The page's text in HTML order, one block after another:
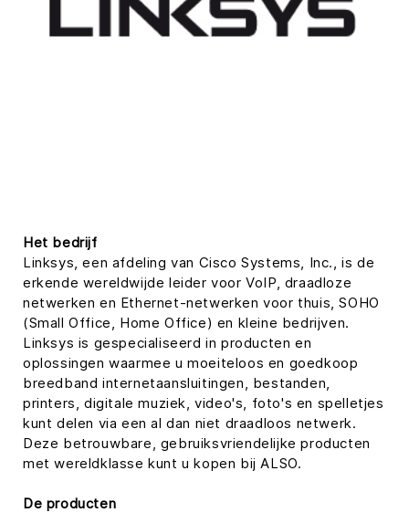
Het bedrijf
Linksys, een afdeling van Cisco Systems, Inc., is de
erkende wereldwijde leider voor VoIP, draadloze
netwerken en Ethernet-netwerken voor thuis, SOHO
(Small Office, Home Office) en kleine bedrijven.
Linksys is gespecialiseerd in producten en
oplossingen waarmee u moeiteloos en goedkoop
breedband internetaansluitingen, bestanden,
printers, digitale muziek, video's, foto's en spelletjes
kunt delen via een al dan niet draadloos netwerk.
Deze betrouwbare, gebruiksvriendelijke producten
met wereldklasse kunt u kopen bij ALSO.
De producten